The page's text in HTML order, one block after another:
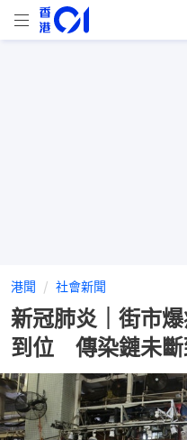
港聞 社會新聞
新冠肺炎｜街市
到位 傳染鏈未斷